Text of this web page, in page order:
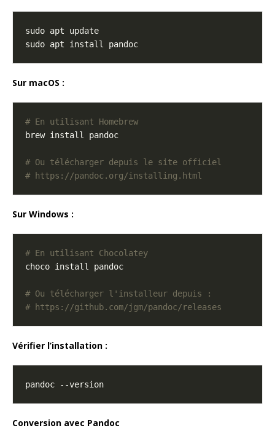
Sur macOS :
# En utilisant Homebrew
# Ou télécharger depuis le site officiel
# https://pandoc.org/installing.html
Sur Windows :
# En utilisant Chocolatey
# Ou télécharger l'installeur depuis :
# https://github.com/jgm/pandoc/releases
Vérifier l’installation :
Conversion avec Pandoc